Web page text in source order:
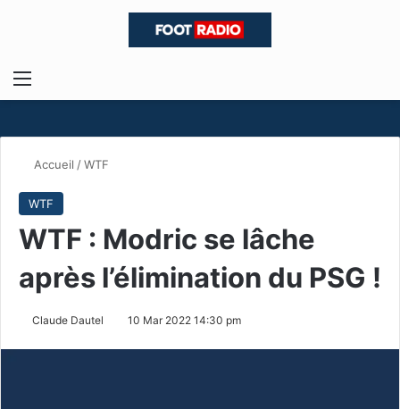
Menu
Accueil /WTF
WTF
WTF : Modric se lâche
après l’élimination du PSG !
Claude Dautel 10 Mar 2022 14:30 pm